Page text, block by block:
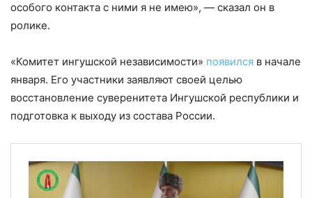
особого контакта с ними я не имею», — сказал он в
ролике.
«Комитет ингушской независимости» появился в начале
января. Его участники заявляют своей целью
восстановление суверенитета Ингушской республики и
подготовка к выходу из состава России.